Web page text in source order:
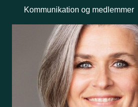
Kommunikation og medlemmer